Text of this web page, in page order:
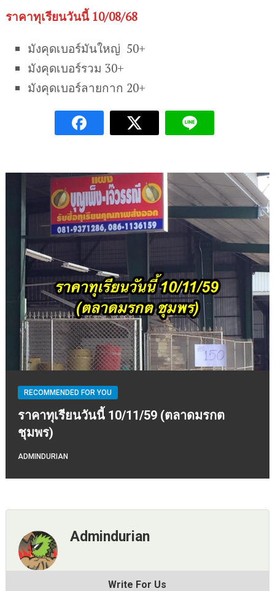
ราคาทุเรียนวันนี้ 10/08/68
มังคุดเบอร์มันใหญ่ 50+
มังคุดเบอร์รวม 30+
มังคุดเบอร์ลายกาก 20+
RECOMMENDED FOR YOU
ราคาทุเรียนวันนี้ 10/11/59 (ตลาดมรกต
ชุมพร)
ADMINDURIAN
Admindurian
Write For Us